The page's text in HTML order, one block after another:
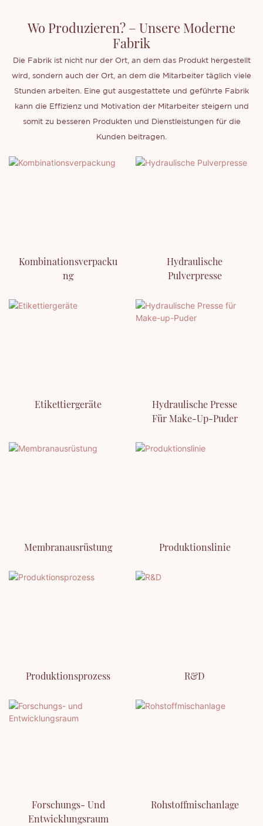
Wo Produzieren? – Unsere Moderne
Fabrik
Die Fabrik ist nicht nur der Ort, an dem das Produkt hergestellt
wird, sondern auch der Ort, an dem die Mitarbeiter täglich viele
Stunden arbeiten. Eine gut ausgestattete und geführte Fabrik
kann die Effizienz und Motivation der Mitarbeiter steigern und
somit zu besseren Produkten und Dienstleistungen für die
Kunden beitragen.
Kombinationsverpacku
Ng
Hydraulische
Pulverpresse
Etikettiergeräte
Hydraulische Presse
Für Make-Up-Puder
Membranausrüstung Produktionslinie
Produktionsprozess R&D
Forschungs- Und
Entwicklungsraum
Rohstoffmischanlage